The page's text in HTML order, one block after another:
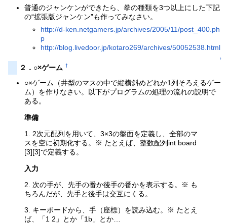
普通のジャンケンができたら、拳の種類を3つ以上にした下記
の“拡張版ジャンケン”も作ってみなさい。
http://d-ken.netgamers.jp/archives/2005/11/post_400.ph
p
http://blog.livedoor.jp/kotaro269/archives/50052538.html
↑
２．○×ゲーム †
○×ゲーム（井型のマスの中で縦横斜めどれか1列そろえるゲー
ム）を作りなさい。以下がプログラムの処理の流れの説明で
ある。
準備
1. 2次元配列を用いて、3×3の盤面を定義し、全部のマ
スを空に初期化する。※ たとえば、整数配列int board
[3][3]で定義する。
入力
2. 次の手が、先手の番か後手の番かを表示する。※ も
ちろんだが、先手と後手は交互にくる。
3. キーボードから、手（座標）を読み込む。※ たとえ
ば、「1 2」とか「1b」とか…